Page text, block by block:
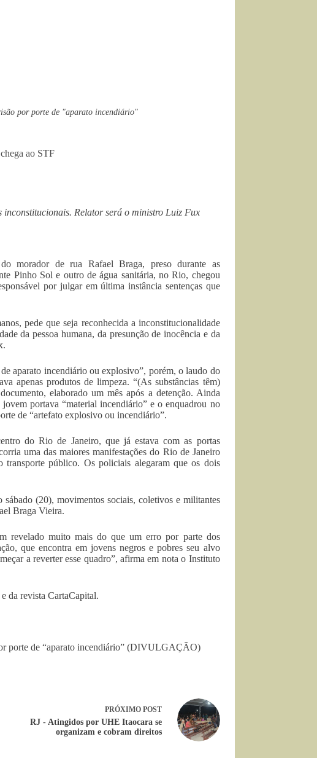
por porte de "aparato incendiário"
ao STF
Relator será o ministro Luiz Fux
morador de rua Rafael Braga, preso durante as
Pinho Sol e outro de água sanitária, no Rio, chegou
por julgar em última instância sentenças que
pede que seja reconhecida a inconstitucionalidade
da pessoa humana, da presunção de inocência e da
aparato incendiário ou explosivo”, porém, o laudo do
apenas produtos de limpeza. “(As substâncias têm)
elaborado um mês após a detenção. Ainda
portava “material incendiário” e o enquadrou no
de “artefato explosivo ou incendiário”.
do Rio de Janeiro, que já estava com as portas
uma das maiores manifestações do Rio de Janeiro
público. Os policiais alegaram que os dois
(20), movimentos sociais, coletivos e militantes
Braga Vieira.
revelado muito mais do que um erro por parte dos
que encontra em jovens negros e pobres seu alvo
a reverter esse quadro”, afirma em nota o Instituto
da revista CartaCapital.
porte de “aparato incendiário” (DIVULGAÇÃO)
PRÓXIMO POST
RJ - Atingidos por UHE Itaocara se
organizam e cobram direitos